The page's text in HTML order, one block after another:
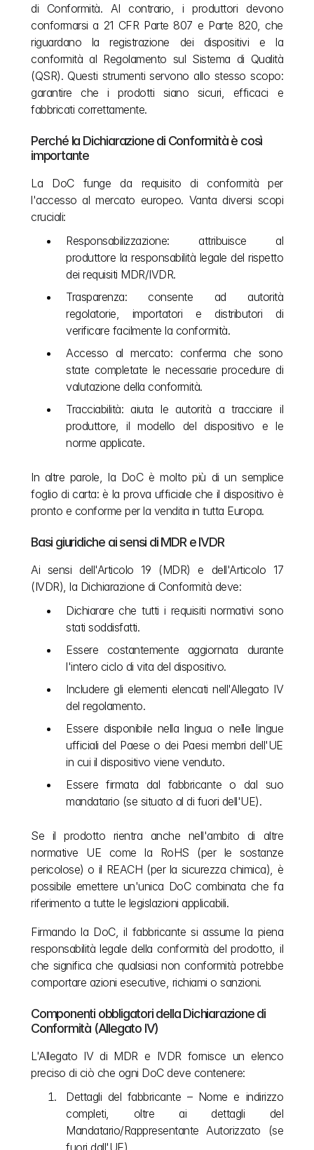
di Conformità. Al contrario, i produttori devono
conformarsi a 21 CFR Parte 807 e Parte 820, che
riguardano la registrazione dei dispositivi e la
conformità al Regolamento sul Sistema di Qualità
(QSR). Questi strumenti servono allo stesso scopo:
garantire che i prodotti siano sicuri, efficaci e
fabbricati correttamente.
Perché la Dichiarazione di Conformità è così
importante
La DoC funge da requisito di conformità per
l'accesso al mercato europeo. Vanta diversi scopi
cruciali:
Responsabilizzazione: attribuisce al
produttore la responsabilità legale del rispetto
dei requisiti MDR/IVDR.
Trasparenza: consente ad autorità
regolatorie, importatori e distributori di
verificare facilmente la conformità.
Accesso al mercato: conferma che sono
state completate le necessarie procedure di
valutazione della conformità.
Tracciabilità: aiuta le autorità a tracciare il
produttore, il modello del dispositivo e le
norme applicate.
In altre parole, la DoC è molto più di un semplice
foglio di carta: è la prova ufficiale che il dispositivo è
pronto e conforme per la vendita in tutta Europa.
Basi giuridiche ai sensi di MDR e IVDR
Ai sensi dell'Articolo 19 (MDR) e dell'Articolo 17
(IVDR), la Dichiarazione di Conformità deve:
Dichiarare che tutti i requisiti normativi sono
stati soddisfatti.
Essere costantemente aggiornata durante
l'intero ciclo di vita del dispositivo.
Includere gli elementi elencati nell'Allegato IV
del regolamento.
Essere disponibile nella lingua o nelle lingue
ufficiali del Paese o dei Paesi membri dell'UE
in cui il dispositivo viene venduto.
Essere firmata dal fabbricante o dal suo
mandatario (se situato al di fuori dell'UE).
Se il prodotto rientra anche nell'ambito di altre
normative UE come la RoHS (per le sostanze
pericolose) o il REACH (per la sicurezza chimica), è
possibile emettere un'unica DoC combinata che fa
riferimento a tutte le legislazioni applicabili.
Firmando la DoC, il fabbricante si assume la piena
responsabilità legale della conformità del prodotto, il
che significa che qualsiasi non conformità potrebbe
comportare azioni esecutive, richiami o sanzioni.
Componenti obbligatori della Dichiarazione di
Conformità (Allegato IV)
L'Allegato IV di MDR e IVDR fornisce un elenco
preciso di ciò che ogni DoC deve contenere:
Dettagli del fabbricante – Nome e indirizzo
completi, oltre ai dettagli del
Mandatario/Rappresentante Autorizzato (se
fuori dall'UE).